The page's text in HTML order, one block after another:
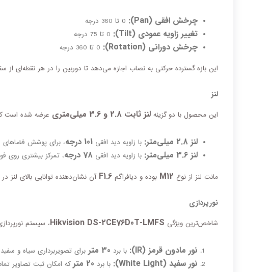
چرخش افقی (Pan):
تغییر زاویه عمودی (Tilt):
چرخش دورانی (Rotation):
این بازه گسترده حرکتی به نصاب اجازه می‌دهد تا دوربین را در هر نقطه‌ای از
لنز
این محصول با دو گزینه لنز ثابت 2.8 و 3.6 میلی‌متری عرضه شده است که
لنز 2.8 میلی‌متر: با زاویه دید افقی 101 درجه ، برای پوشش فضاهای
لنز 3.6 میلی‌متر: با زاویه دید افقی 78 درجه ، تمرکز بیشتری روی
مانت لنز از نوع M12 بوده و دیافراگم F1.6 آن نشان‌دهنده توانایی بالای
نورپردازی
شاخص‌ترین ویژگی Hikvision DS-2CE76D0T-LMFS، سیستم
نور مادون قرمز (IR): با برد 30 متر برای تصویربرداری سیاه و
نور سفید (White Light): با برد 20 متر که امکان ثبت تصاویر